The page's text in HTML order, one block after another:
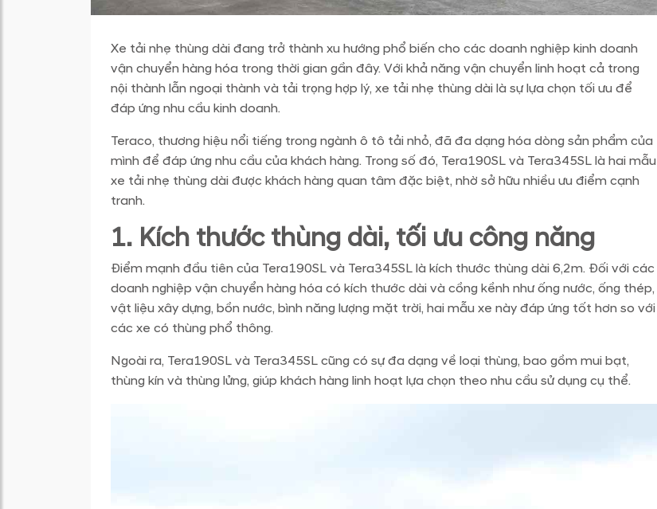
Xe tải nhẹ thùng dài đang trở thành xu hướng phổ biến cho các doanh nghiệp kinh doanh
vận chuyển hàng hóa trong thời gian gần đây. Với khả năng vận chuyển linh hoạt cả trong
nội thành lẫn ngoại thành và tải trọng hợp lý, xe tải nhẹ thùng dài là sự lựa chọn tối ưu để
đáp ứng nhu cầu kinh doanh.
Teraco, thương hiệu nổi tiếng trong ngành ô tô tải nhỏ, đã đa dạng hóa dòng sản phẩm của
mình để đáp ứng nhu cầu của khách hàng. Trong số đó, Tera190SL và Tera345SL là hai mẫu
xe tải nhẹ thùng dài được khách hàng quan tâm đặc biệt, nhờ sở hữu nhiều ưu điểm cạnh
tranh.
1. Kích thước thùng dài, tối ưu công năng
Điểm mạnh đầu tiên của Tera190SL và Tera345SL là kích thước thùng dài 6,2m. Đối với các
doanh nghiệp vận chuyển hàng hóa có kích thước dài và cồng kềnh như ống nước, ống thép,
vật liệu xây dựng, bồn nước, bình năng lượng mặt trời, hai mẫu xe này đáp ứng tốt hơn so với
các xe có thùng phổ thông.
Ngoài ra, Tera190SL và Tera345SL cũng có sự đa dạng về loại thùng, bao gồm mui bạt,
thùng kín và thùng lửng, giúp khách hàng linh hoạt lựa chọn theo nhu cầu sử dụng cụ thể.